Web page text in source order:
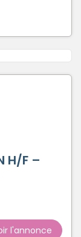
H/F –
l'annonce